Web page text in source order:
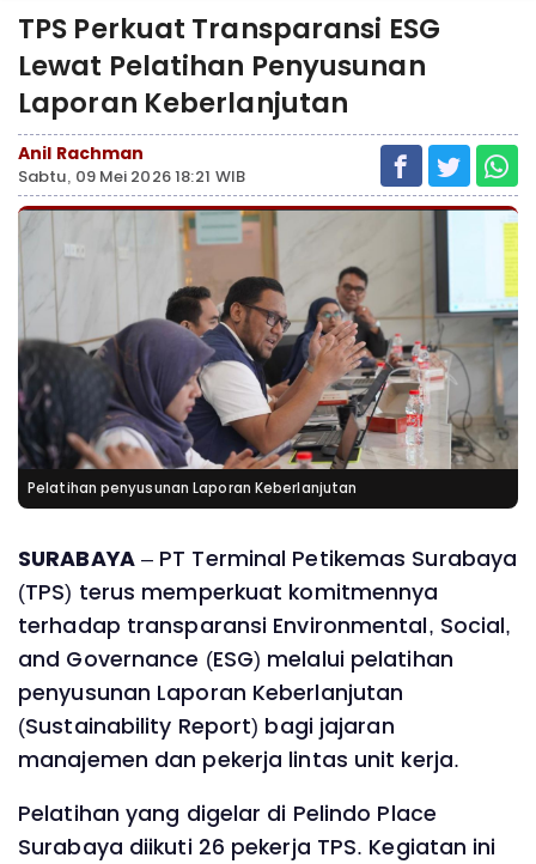
TPS Perkuat Transparansi ESG
Lewat Pelatihan Penyusunan
Laporan Keberlanjutan
Anil Rachman
Sabtu, 09 Mei 2026 18:21 WIB
Pelatihan penyusunan Laporan Keberlanjutan
SURABAYA– PT Terminal Petikemas Surabaya
(TPS) terus memperkuat komitmennya
terhadap transparansi Environmental, Social,
and Governance (ESG) melalui pelatihan
penyusunan Laporan Keberlanjutan
(Sustainability Report) bagi jajaran
manajemen dan pekerja lintas unit kerja.
Pelatihan yang digelar di Pelindo Place
Surabaya diikuti 26 pekerja TPS. Kegiatan ini